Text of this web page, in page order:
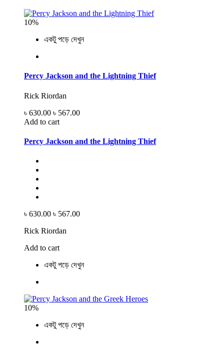
10%
একটু পড়ে দেখুন
Percy Jackson and the Lightning Thief
Rick Riordan
৳ 630.00 ৳ 567.00
Add to cart
Percy Jackson and the Lightning Thief
৳ 630.00 ৳ 567.00
Rick Riordan
Add to cart
একটু পড়ে দেখুন
10%
একটু পড়ে দেখুন